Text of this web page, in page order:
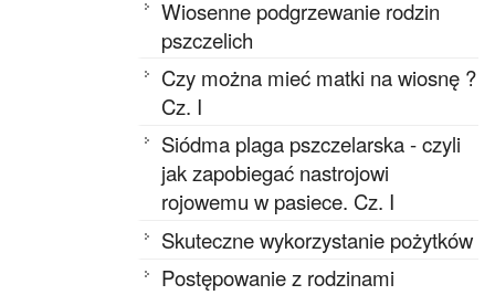
Wiosenne podgrzewanie rodzin
pszczelich
Czy można mieć matki na wiosnę ?
Cz. I
Siódma plaga pszczelarska - czyli
jak zapobiegać nastrojowi
rojowemu w pasiece. Cz. I
Skuteczne wykorzystanie pożytków
Postępowanie z rodzinami